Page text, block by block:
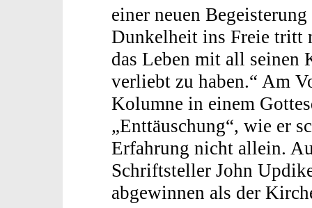
einer neuen
Dunkelheit ins Freie tritt
das Leben mit all seinen
verliebt zu haben.“ Am
Kolumne in einem
„Enttäuschung“, wie er
Erfahrung nicht allein.
Schriftsteller John
abgewinnen als der